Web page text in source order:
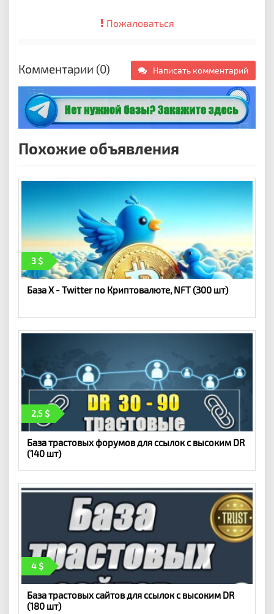
Пожаловаться
Комментарии (0) Написать комментарий
Похожие объявления
3
База X - Twitter по Криптовалюте, NFT (300 шт)
2,5
База трастовых форумов для ссылок с высоким DR
(140 шт)
4
База трастовых сайтов для ссылок с высоким DR
(180 шт)